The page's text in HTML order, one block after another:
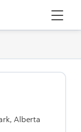
Menu
Alberta